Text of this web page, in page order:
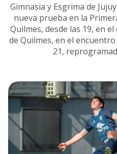
Gimnasia y Esgrima de
nueva prueba en la
Quilmes, desde las 19, en
de Quilmes, en el
21,